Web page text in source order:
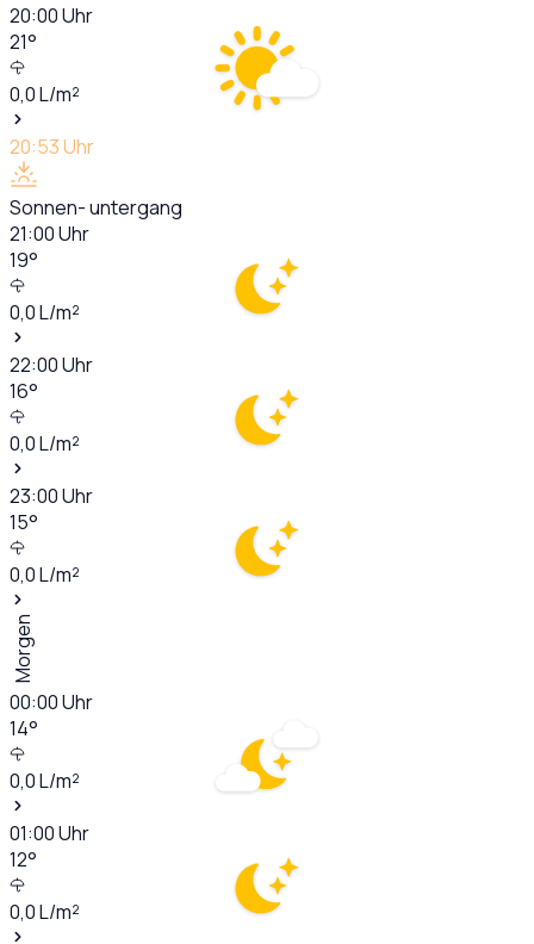
20:00Uhr
21°
0,0L/m²
20:53Uhr
Sonnen- untergang
21:00Uhr
19°
0,0L/m²
22:00Uhr
16°
0,0L/m²
23:00Uhr
15°
0,0L/m²
Morgen
00:00Uhr
14°
0,0L/m²
01:00Uhr
12°
0,0L/m²